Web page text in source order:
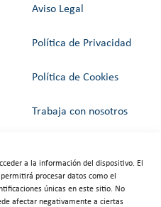
a la información del dispositivo. El
procesar datos como el
únicas en este sitio. No
afectar negativamente a ciertas
Aviso Legal
Política de Privacidad
Política de Cookies
Trabaja con nosotros
Alquiler de espacios